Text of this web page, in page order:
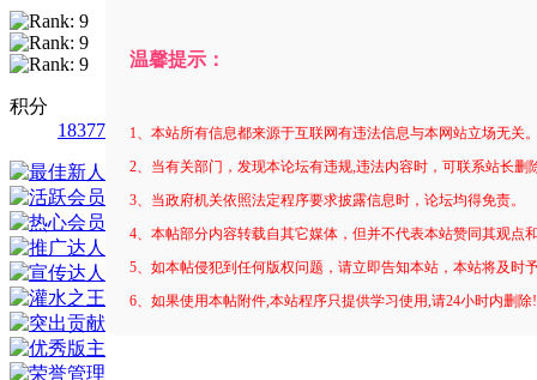
积分
18377
温馨提示：
1、本站所有信息都来源于互联网有违法信息与本网站立场无关
2、当有关部门，发现本论坛有违规,违法内容时，可联系站长删
3、当政府机关依照法定程序要求披露信息时，论坛均得免责。
4、本帖部分内容转载自其它媒体，但并不代表本站赞同其观点
5、如本帖侵犯到任何版权问题，请立即告知本站，本站将及时
6、如果使用本帖附件,本站程序只提供学习使用,请24小时内删